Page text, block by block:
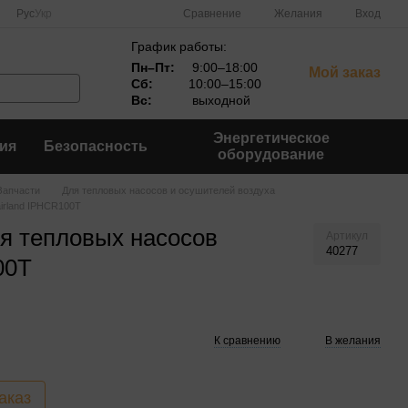
Рус Сравнение Желания Вход
График работы:
Пн–Пт:
9:00–18:00
Сб:
10:00–15:00
Вс:
выходной
Мой заказ
Безопасность
Энергетическое
оборудование
Запчасти
Для тепловых насосов и осушителей воздуха
IPHCR100T
тепловых насосов
40277
К сравнению В желания